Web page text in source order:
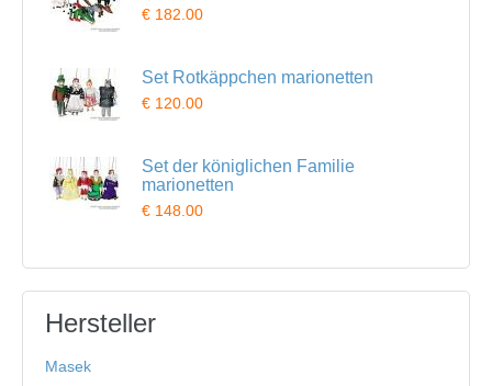
€ 182.00
Set Rotkäppchen marionetten
€ 120.00
Set der königlichen Familie
marionetten
€ 148.00
Hersteller
Masek